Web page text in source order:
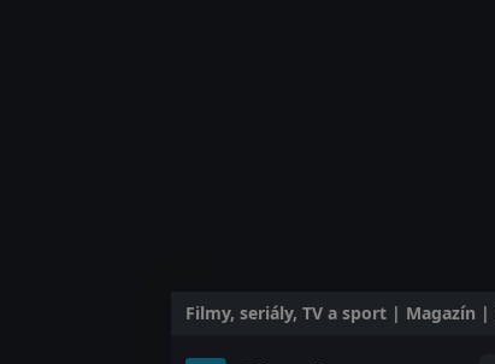
Filmy, seriály, TV a sport | Magazín |